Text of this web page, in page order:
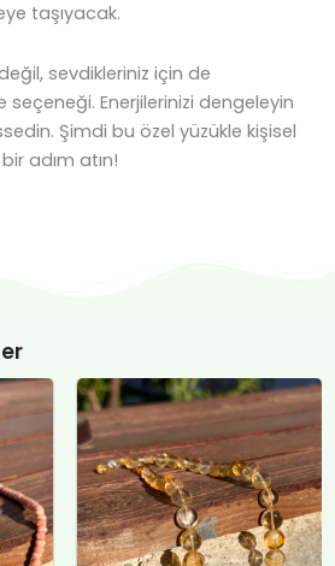
taşıyacak.
sevdikleriniz için de
Enerjilerinizi dengeleyin
Şimdi bu özel yüzükle kişisel
adım atın!
Orijinal
fiyat:
₺12.400,00.
Şu
andaki
fiyat:
₺12.000,00.